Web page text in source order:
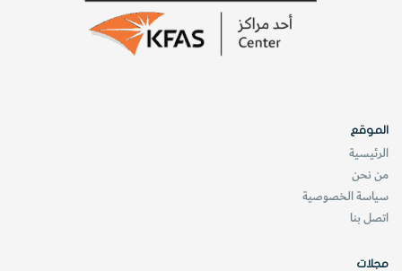
الموقع
الرئيسية
من نحن
سياسة الخصوصية
اتصل بنا
مجلات